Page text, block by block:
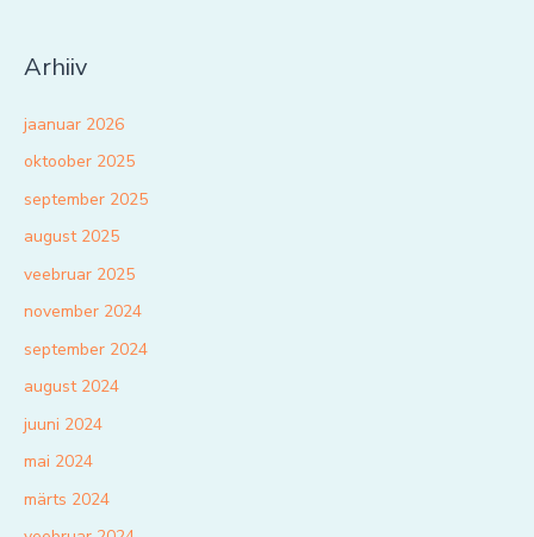
Arhiiv
jaanuar 2026
oktoober 2025
september 2025
august 2025
veebruar 2025
november 2024
september 2024
august 2024
juuni 2024
mai 2024
märts 2024